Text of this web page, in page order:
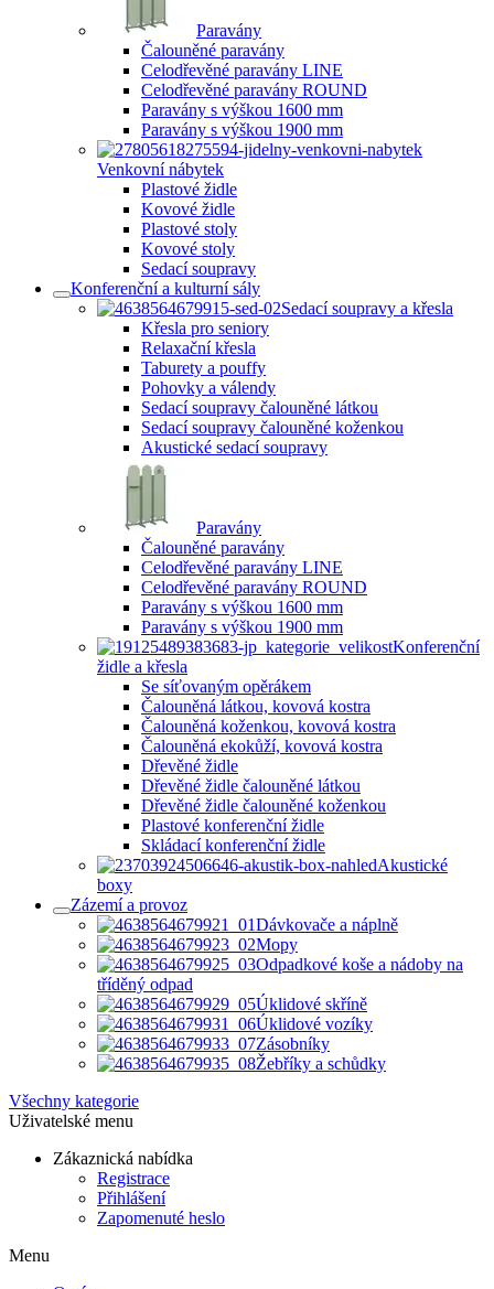
Paravány
Čalouněné paravány
Celodřevěné paravány LINE
Celodřevěné paravány ROUND
Paravány s výškou 1600 mm
Paravány s výškou 1900 mm
Venkovní nábytek
Plastové židle
Kovové židle
Plastové stoly
Kovové stoly
Sedací soupravy
Konferenční a kulturní sály
Sedací soupravy a křesla
Křesla pro seniory
Relaxační křesla
Taburety a pouffy
Pohovky a válendy
Sedací soupravy čalouněné látkou
Sedací soupravy čalouněné koženkou
Akustické sedací soupravy
Paravány
Čalouněné paravány
Celodřevěné paravány LINE
Celodřevěné paravány ROUND
Paravány s výškou 1600 mm
Paravány s výškou 1900 mm
Konferenční
židle a křesla
Se síťovaným opěrákem
Čalouněná látkou, kovová kostra
Čalouněná koženkou, kovová kostra
Čalouněná ekokůží, kovová kostra
Dřevěné židle
Dřevěné židle čalouněné látkou
Dřevěné židle čalouněné koženkou
Plastové konferenční židle
Skládací konferenční židle
Akustické
boxy
Zázemí a provoz
Dávkovače a náplně
Mopy
Odpadkové koše a nádoby na
tříděný odpad
Úklidové skříně
Úklidové vozíky
Zásobníky
Žebříky a schůdky
Všechny kategorie
Uživatelské menu
Zákaznická nabídka
Registrace
Přihlášení
Zapomenuté heslo
Menu